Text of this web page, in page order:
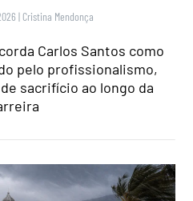
| Cristina Mendonça
Carlos Santos como
pelo profissionalismo,
sacrifício ao longo da